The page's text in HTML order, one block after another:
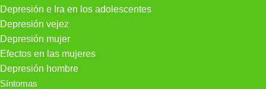
Depresión e Ira en los adolescentes
Depresión vejez
Depresión mujer
Efectos en las mujeres
Depresión hombre
Síntomas